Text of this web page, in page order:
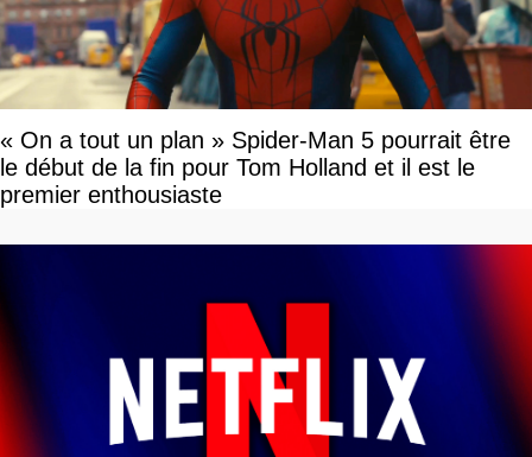
« On a tout un plan » Spider-Man 5 pourrait être
le début de la fin pour Tom Holland et il est le
premier enthousiaste